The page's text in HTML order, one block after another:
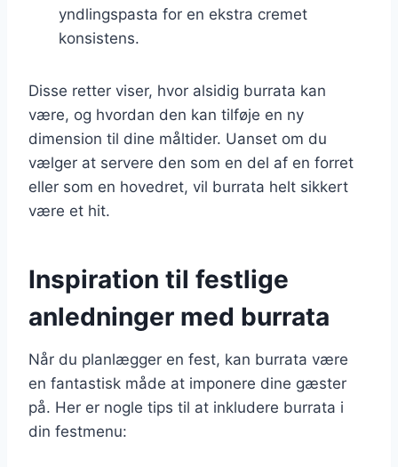
yndlingspasta for en ekstra cremet
konsistens.
Disse retter viser, hvor alsidig burrata kan
være, og hvordan den kan tilføje en ny
dimension til dine måltider. Uanset om du
vælger at servere den som en del af en forret
eller som en hovedret, vil burrata helt sikkert
være et hit.
Inspiration til festlige
anledninger med burrata
Når du planlægger en fest, kan burrata være
en fantastisk måde at imponere dine gæster
på. Her er nogle tips til at inkludere burrata i
din festmenu: